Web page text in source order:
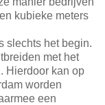
kubieke meters
slechts het begin.
met het
Hierdoor kan op
worden
een